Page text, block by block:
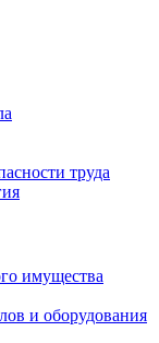
труда
имущества
и оборудования